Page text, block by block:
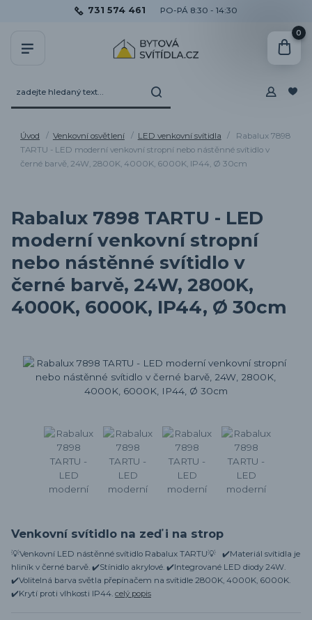
731 574 461 PO-PÁ 8:30 - 14:30
0
Úvod Venkovní osvětlení LED venkovní svítidla
Rabalux 7898
TARTU - LED moderní venkovní stropní nebo nástěnné svítidlo v
černé barvě, 24W, 2800K, 4000K, 6000K, IP44, Ø 30cm
Rabalux 7898 TARTU - LED
moderní venkovní stropní
nebo nástěnné svítidlo v
černé barvě, 24W, 2800K,
4000K, 6000K, IP44, Ø 30cm
Venkovní svítidlo na zeď i na strop
💡Venkovní LED nástěnné svítidlo Rabalux TARTU💡 ✔️Materiál svítidla je
hliník v černé barvě. ✔️Stínidlo akrylové. ✔️Integrované LED diody 24W.
✔️Volitelná barva světla přepínačem na svítidle 2800K, 4000K, 6000K.
✔️Krytí proti vlhkosti IP44. celý popis